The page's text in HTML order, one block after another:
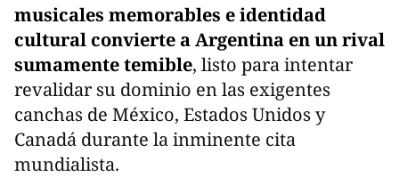
musicales memorables e identidad
cultural convierte a Argentina en un rival
sumamente temible, listo para intentar
revalidar su dominio en las exigentes
canchas de México, Estados Unidos y
Canadá durante la inminente cita
mundialista.